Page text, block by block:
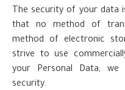
The security of your data
that no method of
method of electronic
strive to use
your Personal Data, we
security.